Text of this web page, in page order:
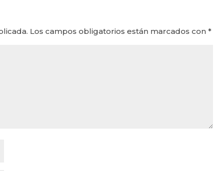
Los campos obligatorios están marcados con*